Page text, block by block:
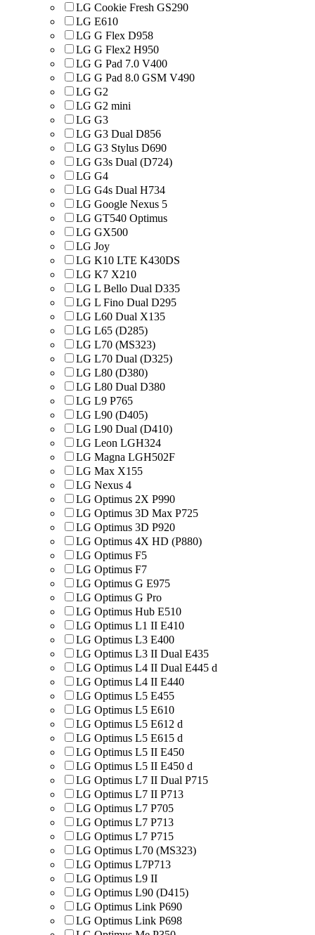
LG Cookie Fresh GS290
LG E610
LG G Flex D958
LG G Flex2 H950
LG G Pad 7.0 V400
LG G Pad 8.0 GSM V490
LG G2
LG G2 mini
LG G3
LG G3 Dual D856
LG G3 Stylus D690
LG G3s Dual (D724)
LG G4
LG G4s Dual H734
LG Google Nexus 5
LG GT540 Optimus
LG GX500
LG Joy
LG K10 LTE K430DS
LG K7 X210
LG L Bello Dual D335
LG L Fino Dual D295
LG L60 Dual X135
LG L65 (D285)
LG L70 (MS323)
LG L70 Dual (D325)
LG L80 (D380)
LG L80 Dual D380
LG L9 P765
LG L90 (D405)
LG L90 Dual (D410)
LG Leon LGH324
LG Magna LGH502F
LG Max X155
LG Nexus 4
LG Optimus 2X P990
LG Optimus 3D Max P725
LG Optimus 3D P920
LG Optimus 4X HD (P880)
LG Optimus F5
LG Optimus F7
LG Optimus G E975
LG Optimus G Pro
LG Optimus Hub E510
LG Optimus L1 II E410
LG Optimus L3 E400
LG Optimus L3 II Dual E435
LG Optimus L4 II Dual E445 d
LG Optimus L4 II E440
LG Optimus L5 E455
LG Optimus L5 E610
LG Optimus L5 E612 d
LG Optimus L5 E615 d
LG Optimus L5 II E450
LG Optimus L5 II E450 d
LG Optimus L7 II Dual P715
LG Optimus L7 II P713
LG Optimus L7 P705
LG Optimus L7 P713
LG Optimus L7 P715
LG Optimus L70 (MS323)
LG Optimus L7P713
LG Optimus L9 II
LG Optimus L90 (D415)
LG Optimus Link P690
LG Optimus Link P698